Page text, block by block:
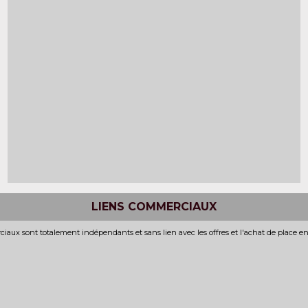
LIENS COMMERCIAUX
sont totalement indépendants et sans lien avec les offres et l'achat de place